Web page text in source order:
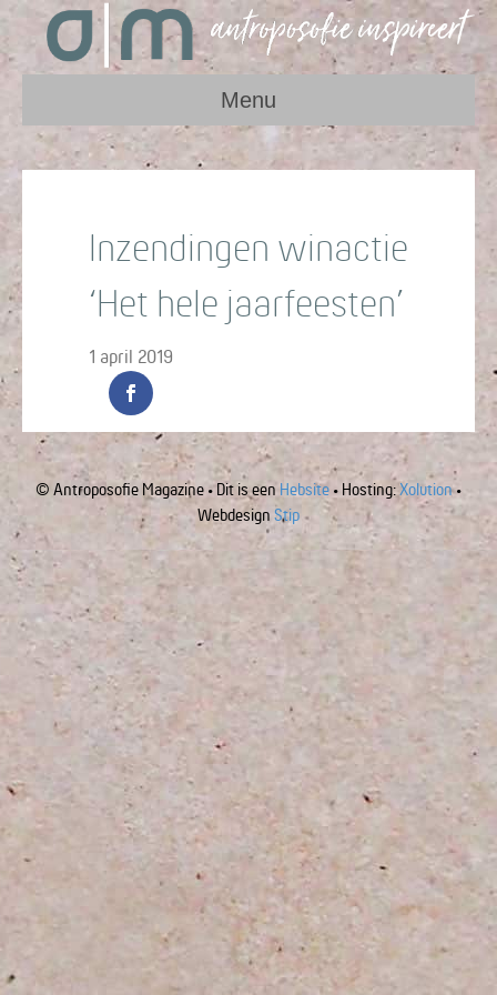
Menu
Inzendingen winactie
‘Het hele jaarfeesten’
1 april 2019
© Antroposofie Magazine • Dit is een Hebsite • Hosting:Xolution•
Webdesign Stip